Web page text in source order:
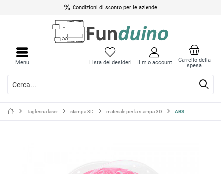
Condizioni di sconto per le aziende
Carrello della
spesa
Lista dei desideri Il mio account
Menu
Taglierina laser stampa 3D materiale per la stampa 3D ABS
menu
menu